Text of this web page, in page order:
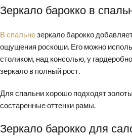
Зеркало барокко в
В спальнезеркало барокко
ощущения роскоши. Его можно
столиком, над консолью, у
зеркало в полный рост.
Для спальни хорошо подходят
состаренные оттенки рамы.
Зеркало барокко для